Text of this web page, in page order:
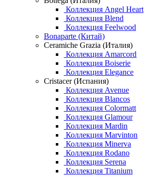
Коллекция Angel Heart
Коллекция Blend
Коллекция Feelwood
Bonaparte (Китай)
Ceramiche Grazia (Италия)
Коллекция Amarcord
Коллекция Boiserie
Коллекция Elegance
Cristacer (Испания)
Коллекция Avenue
Коллекция Blancos
Коллекция Colormatt
Коллекция Glamour
Коллекция Mardin
Коллекция Marvinton
Коллекция Minerva
Коллекция Rodano
Коллекция Serena
Коллекция Titanium